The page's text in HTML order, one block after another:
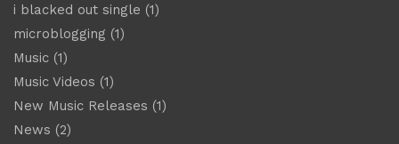
i blacked out single (1)
microblogging (1)
Music (1)
Music Videos (1)
New Music Releases (1)
News (2)